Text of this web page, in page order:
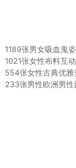
张男女吸血鬼姿态
张女性布料互动姿态
张女性古典优雅姿
张男性欧洲男性西